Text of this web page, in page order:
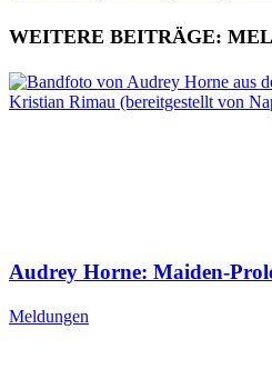
WEITERE BEITRÄGE:
Audrey Horne: Maiden-
Meldungen